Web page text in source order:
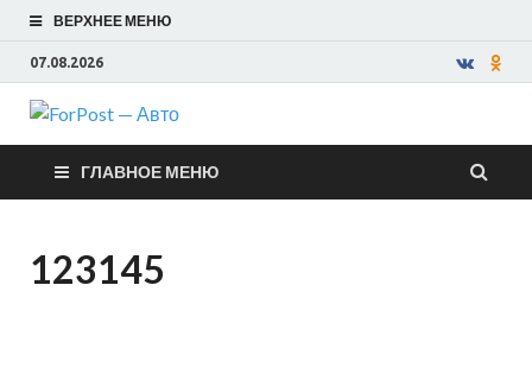
ВЕРХНЕЕ МЕНЮ
07.08.2026
ForPost —
Авто
ГЛАВНОЕ МЕНЮ
123145